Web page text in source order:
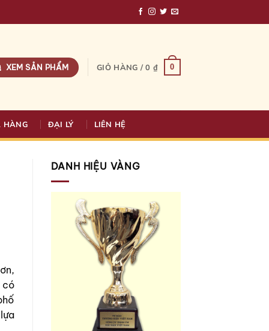
XEM SẢN PHẨM GIỎ HÀNG /0 ₫ 0
HÀNG ĐẠI LÝ LIÊN HỆ
có
DANH HIỆU VÀNG